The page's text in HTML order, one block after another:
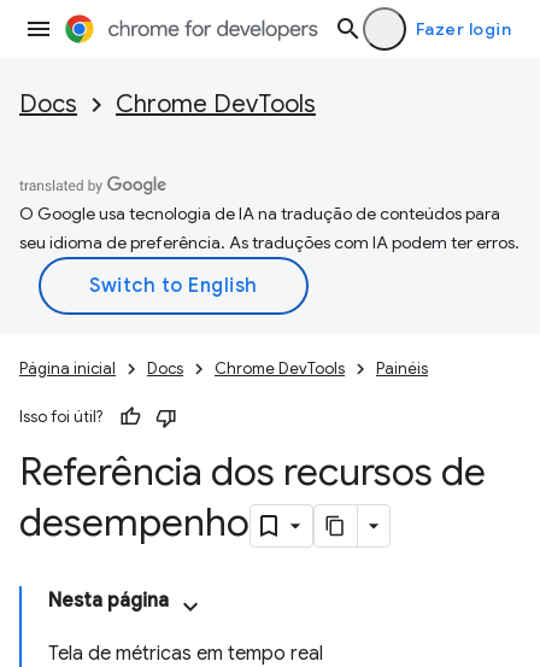
Fazer login
Docs Chrome DevTools
O Google usa tecnologia de IA na tradução de conteúdos para
seu idioma de preferência. As traduções com IA podem ter erros.
Página inicial Docs Chrome DevTools Painéis
Isso foi útil?
Referência dos recursos de
desempenho
Nesta página
Tela de métricas em tempo real